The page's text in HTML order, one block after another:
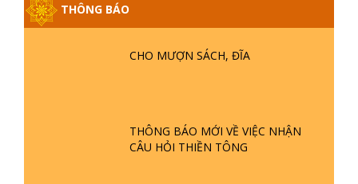
THÔNG BÁO
CHO MƯỢN SÁCH, ĐĨA
THÔNG BÁO MỚI VỀ VIỆC NHẬN
CÂU HỎI THIỀN TÔNG
NĂM PHẬT KHÔNG NÓI? HỘI LONG
ĐƯỢC HÌNH THÀNH NHƯ THẾ NÀO?
PHẬT GIỚI CÓ THỜI GIAN KHÔNG? |